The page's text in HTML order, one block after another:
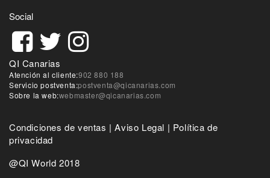
Social
QI Canarias
Atención al cliente:902 880 188
Servicio postventa:postventa@qicanarias.com
Sobre la web:webmaster@qicanarias.com
Condiciones de ventas |Aviso Legal | Política de
privacidad
@QI World 2018